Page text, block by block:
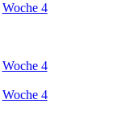
Woche 4
Woche 4
Woche 4